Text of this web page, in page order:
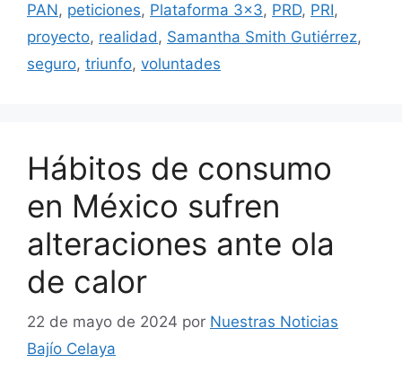
PAN, peticiones, Plataforma 3x3, PRD, PRI,
proyecto, realidad, Samantha Smith Gutiérrez,
seguro, triunfo, voluntades
Hábitos de consumo
en México sufren
alteraciones ante ola
de calor
22 de mayo de 2024 por Nuestras Noticias
Bajío Celaya